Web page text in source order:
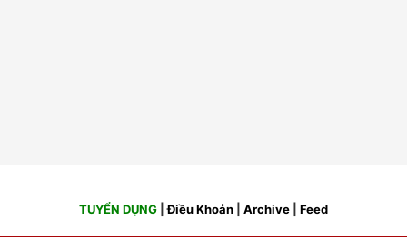
TUYỂN DỤNG |Điều Khoản Archive Feed